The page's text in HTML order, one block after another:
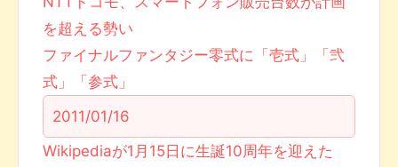
を超える勢い
ファイナルファンタジー零式に「壱式」「弐
式」「参式」
2011/01/16
Wikipediaが1月15日に生誕10周年を迎えた